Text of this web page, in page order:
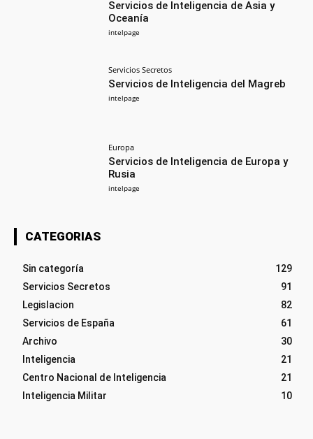
Servicios de Inteligencia de Asia y
Oceanía
intelpage
Servicios Secretos
Servicios de Inteligencia del Magreb
intelpage
Europa
Servicios de Inteligencia de Europa y
Rusia
intelpage
CATEGORIAS
Sin categoría
129
Servicios Secretos
91
Legislacion
82
Servicios de España
61
Archivo
30
Inteligencia
21
Centro Nacional de Inteligencia
21
Inteligencia Militar
10